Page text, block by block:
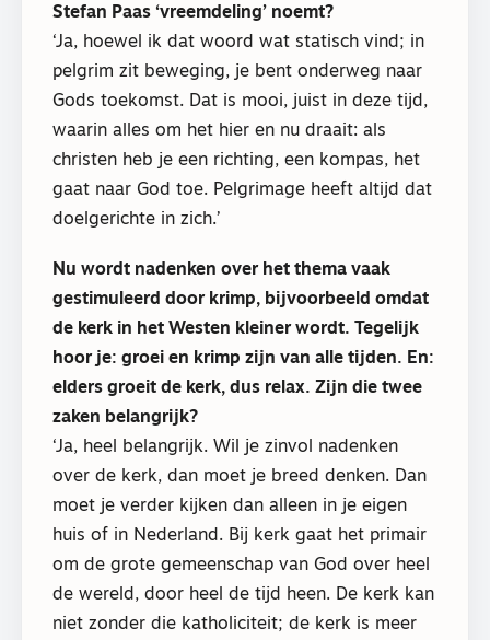
Stefan Paas ‘vreemdeling’ noemt?
‘Ja, hoewel ik dat woord wat statisch vind; in
pelgrim zit beweging, je bent onderweg naar
Gods toekomst. Dat is mooi, juist in deze tijd,
waarin alles om het hier en nu draait: als
christen heb je een richting, een kompas, het
gaat naar God toe. Pelgrimage heeft altijd dat
doelgerichte in zich.’
Nu wordt nadenken over het thema vaak
gestimuleerd door krimp, bijvoorbeeld omdat
de kerk in het Westen kleiner wordt. Tegelijk
hoor je: groei en krimp zijn van alle tijden. En:
elders groeit de kerk, dus relax. Zijn die twee
zaken belangrijk?
‘Ja, heel belangrijk. Wil je zinvol nadenken
over de kerk, dan moet je breed denken. Dan
moet je verder kijken dan alleen in je eigen
huis of in Nederland. Bij kerk gaat het primair
om de grote gemeenschap van God over heel
de wereld, door heel de tijd heen. De kerk kan
niet zonder die katholiciteit; de kerk is meer